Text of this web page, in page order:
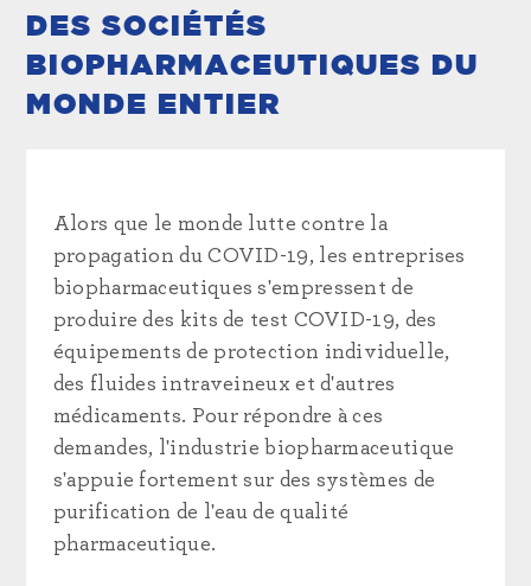
DES SOCIÉTÉS
BIOPHARMACEUTIQUES DU
MONDE ENTIER
Alors que le monde lutte contre la
propagation du COVID-19, les entreprises
biopharmaceutiques s'empressent de
produire des kits de test COVID-19, des
équipements de protection individuelle,
des fluides intraveineux et d'autres
médicaments. Pour répondre à ces
demandes, l'industrie biopharmaceutique
s'appuie fortement sur des systèmes de
purification de l'eau de qualité
pharmaceutique.